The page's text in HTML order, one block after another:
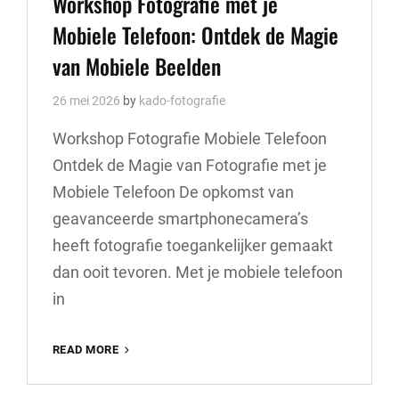
Mobiele Telefoon: Ontdek de Magie
van Mobiele Beelden
26 mei 2026 by kado-fotografie
Workshop Fotografie Mobiele Telefoon
Ontdek de Magie van Fotografie met je
Mobiele Telefoon De opkomst van
geavanceerde smartphonecamera’s
heeft fotografie toegankelijker gemaakt
dan ooit tevoren. Met je mobiele telefoon
in
READ MORE
MET